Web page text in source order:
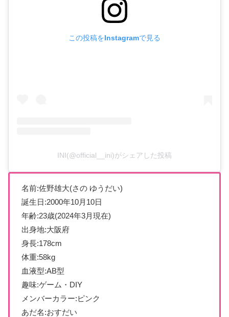
この投稿をInstagramで見る
INI(@official__ini)がシェアした投稿
名前:佐野雄大(さの ゆうだい)
誕生日:2000年10月10日
年齢:23歳(2024年3月現在)
出身地:大阪府
身長:178cm
体重:58kg
血液型:AB型
趣味:ゲーム・DIY
メンバーカラー:ピンク
あだ名:おすだい